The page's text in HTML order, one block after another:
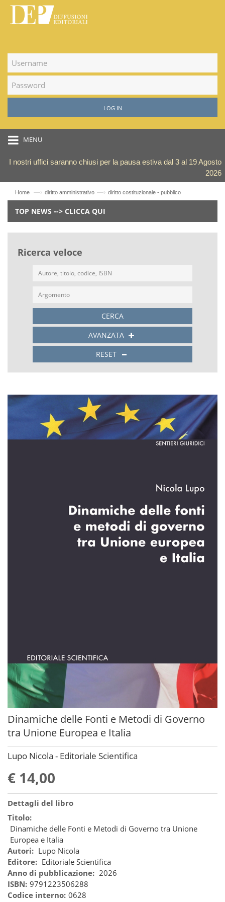
LOG IN
MENU
I nostri uffici saranno chiusi per la pausa estiva dal 3 al 19 Agosto
2026
Home —› diritto amministrativo —› diritto costituzionale - pubblico
TOP NEWS --> CLICCA QUI
Ricerca veloce
CERCA
AVANZATA
RESET
Dinamiche delle Fonti e Metodi di Governo
tra Unione Europea e Italia
Lupo Nicola - Editoriale Scientifica
€ 14,00
Dettagli del libro
Titolo:
Dinamiche delle Fonti e Metodi di Governo tra Unione
Europea e Italia
Autori: Lupo Nicola
Editore: Editoriale Scientifica
Anno di pubblicazione: 2026
ISBN: 9791223506288
Codice interno: 0628